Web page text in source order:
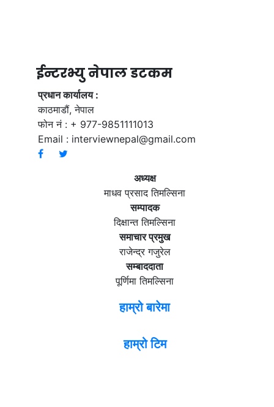
ईन्टरभ्यु नेपाल डटकम
प्रधान कार्यालय :
काठमाडौं, नेपाल
फोन नं : + 977-9851111013
Email : interviewnepal@gmail.com
अध्यक्ष
माधव प्रसाद तिमल्सिना
सम्पादक
दिक्षान्त तिमल्सिना
समाचार प्रमुख
राजेन्द्र गजुरेल
सम्बाददाता
पूर्णिमा तिमल्सिना
हाम्रो बारेमा
हाम्रो टिम